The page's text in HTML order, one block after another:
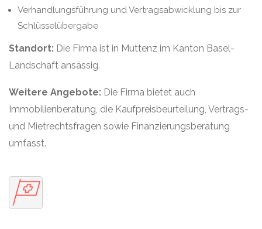
Verhandlungsführung und Vertragsabwicklung bis zur
Schlüsselübergabe
Standort: Die Firma ist in Muttenz im Kanton Basel-
Landschaft ansässig.
Weitere Angebote: Die Firma bietet auch
Immobilienberatung, die Kaufpreisbeurteilung, Vertrags-
und Mietrechtsfragen sowie Finanzierungsberatung
umfasst.